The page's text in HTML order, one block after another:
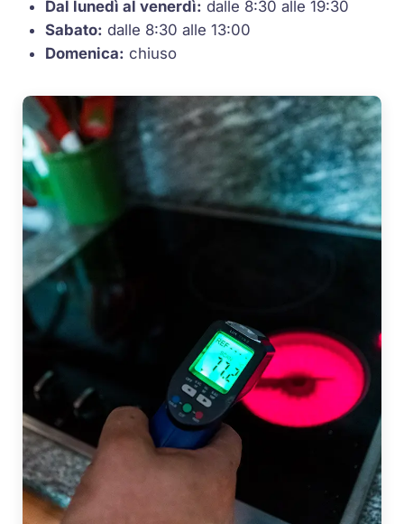
Dal lunedì al venerdì: dalle 8:30 alle 19:30
Sabato: dalle 8:30 alle 13:00
Domenica: chiuso